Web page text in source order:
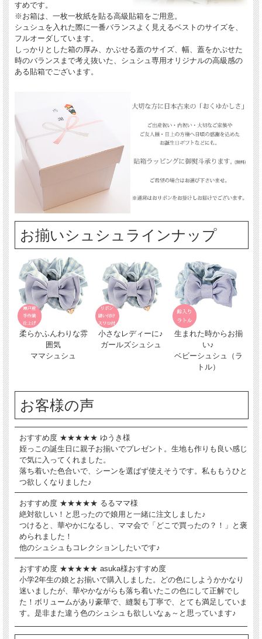
すめです。
※お箱は、一枚一枚紙を貼る高級貼箱をご用意。
シュシュを入れた際に一番バランスよく見えるベストのサイズを、
フルオーダしています。
しっかりとした箱の厚み、かぶせる蓋のサイズ、幅、蓋をかぶせた
時のバランスまで考え抜いた、シュシュ専用オリジナルの高級感の
ある貼箱でございます。
お揃いシュシュラインナップ
柔らかふんわりな雰
囲気
ママシュシュ
小さなレディーに♪
ガールズシュシュ
生まれた時からお揃
い♪
ベビーシュシュ（ラ
トル）
お客様の声
おすすめ度 ★★★★★ ゆうき様
姪っこの誕生日に親子お揃いでプレゼント。生地も作りも良い感じ
で気に入ってくれました。
落ち着いた色合いで、シーンを選ばず使えそうです。私ももうひと
つ欲しくなりました♪
おすすめ度 ★★★★★ るるママ様
絶対欲しい！と思ったので娘用と一緒に注文しました♪
つけると、華やかになるし、ママ会で「どこで買ったの？！」と褒
められました！
他のシュシュもコレクションしたいです♪
おすすめ度 ★★★★★ asuka様おすすめ度
小学2年生の娘とお揃いで購入しました。どの色にしようかかなり
迷いましたが、華やかながらも落ち着いたこの色にして正解でし
た！ボリュームがあり豪華で、縫製も丁寧で、とても満足していま
す。是非また違う色のシュシュも欲しいなぁ～と思っています♪